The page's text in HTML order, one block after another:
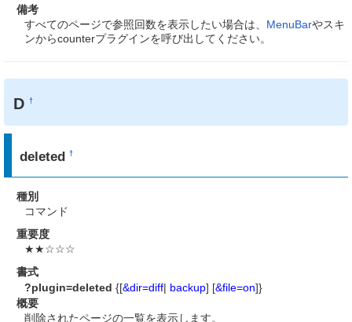
備考
すべてのページで参照回数を表示したい場合は、 MenuBarやスキ
ンからcounterプラグインを呼び出してください。
D†
deleted†
種別
コマンド
重要度
★★☆☆☆
書式
?plugin=deleted {[&dir=diff| backup] [&file=on]}
概要
削除されたページの一覧を表示します。